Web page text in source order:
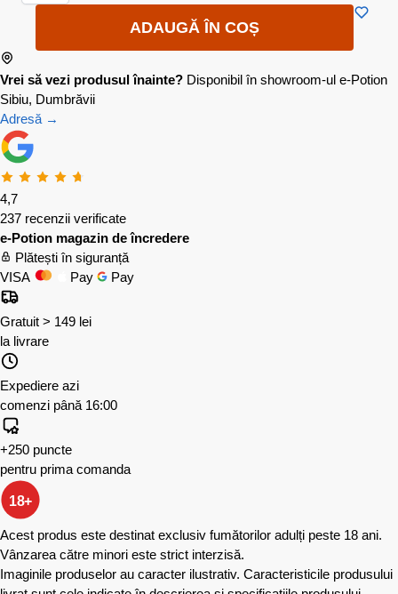
ADAUGĂ ÎN COȘ
Vrei să vezi produsul înainte? Disponibil în showroom-ul e-Potion
Sibiu, Dumbrăvii
Adresă →
4,7
237 recenzii verificate
e-Potion magazin de încredere
Plătești în siguranță
VISA
Pay Pay
Gratuit > 149 lei
la livrare
Expediere azi
comenzi până 16:00
+250 puncte
pentru prima comanda
18+
Acest produs este destinat exclusiv fumătorilor adulți peste 18 ani.
Vânzarea către minori este strict interzisă.
Imaginile produselor au caracter ilustrativ. Caracteristicile produsului